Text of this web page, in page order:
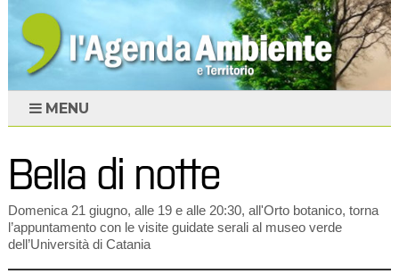
MENU
Bella di notte
Domenica 21 giugno, alle 19 e alle 20:30, all'Orto botanico, torna
l’appuntamento con le visite guidate serali al museo verde
dell’Università di Catania